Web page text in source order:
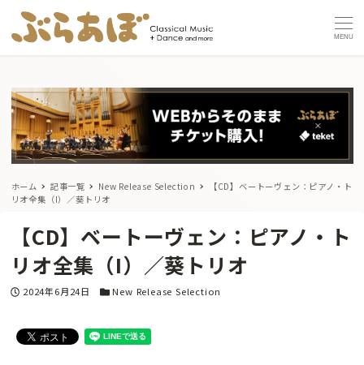
MENU
ホーム 記事一覧 New Release Selection
【CD】ベートーヴェン：ピアノ・ト
リオ全集（I）／葵トリオ
【CD】ベートーヴェン：ピアノ・ト
リオ全集（I）／葵トリオ
投稿日
2024年6月24日 カテゴリー
New Release Selection